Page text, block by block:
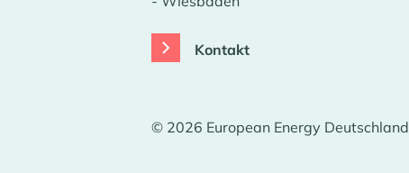
Kontakt
© 2026 European Energy Deutschland